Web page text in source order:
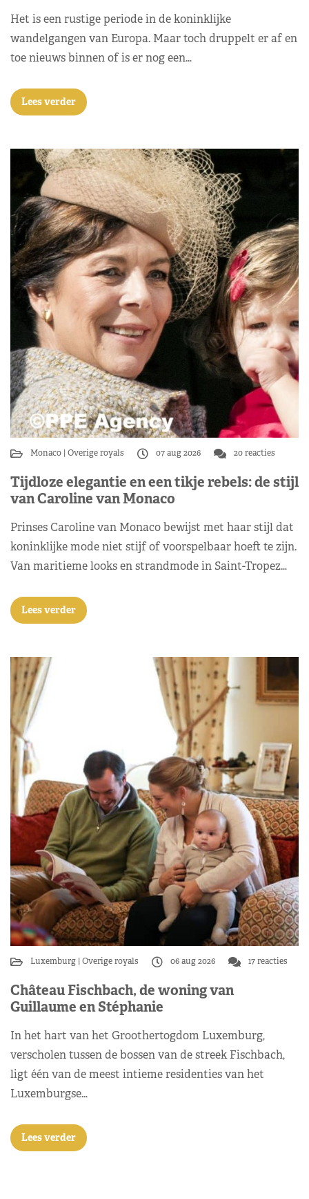
Het is een rustige periode in de koninklijke
wandelgangen van Europa. Maar toch druppelt er af en
toe nieuws binnen of is er nog een…
Lees verder
Monaco Overige royals 07 aug 2026 20 reacties
Tijdloze elegantie en een tikje rebels: de stijl
van Caroline van Monaco
Prinses Caroline van Monaco bewijst met haar stijl dat
koninklijke mode niet stijf of voorspelbaar hoeft te zijn.
Van maritieme looks en strandmode in Saint-Tropez…
Lees verder
Luxemburg Overige royals 06 aug 2026 17 reacties
Château Fischbach, de woning van
Guillaume en Stéphanie
In het hart van het Groothertogdom Luxemburg,
verscholen tussen de bossen van de streek Fischbach,
ligt één van de meest intieme residenties van het
Luxemburgse…
Lees verder